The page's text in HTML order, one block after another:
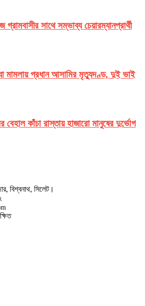
গ্রামবাসীর সাথে সম্ভাব্য চেয়ারম্যানপ্রার্থী
মামলায় প্রধান আসামির মৃত্যুদণ্ড, দুই ভাই
বেহাল কাঁচা রাস্তায় হাজারো মানুষের দুর্ভোগ
বিশ্বনাথ, সিলেট।